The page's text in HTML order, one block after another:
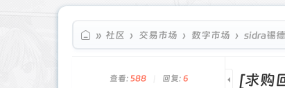
飞流论坛
» 社区 › 交易市场 › 数字市场 › sidra锡
查看: 588 回复: 6 [求购